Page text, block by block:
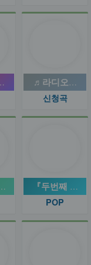
놀이터♡♬라디오스타
신청곡
Music 』『두번째 음
POP